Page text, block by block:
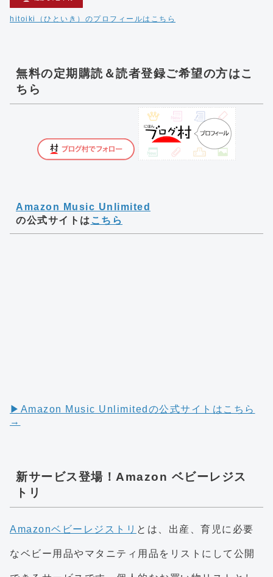
hitoiki（ひといき）のプロフィールはこちら
無料の定期購読＆読者登録ご希望の方はこ
ちら
Amazon Music Unlimited
の公式サイトは こちら
▶︎Amazon Music Unlimitedの公式サイトはこちら
→
新サービス登場！Amazon ベビーレジス
トリ
Amazonベビーレジストリ とは、出産、育児に必要
なベビー用品やマタニティ用品をリストにして公開